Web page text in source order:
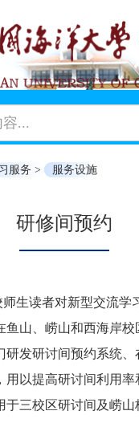
服务 > 服务设施
研修间预约
生读者对新型交流学
鱼山、崂山和西海岸校
研发研讨间预约系统、
用以提高研讨间利用率
于三校区研讨间及崂山